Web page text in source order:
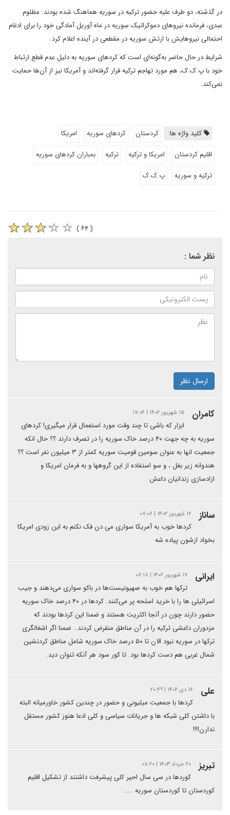
در گذشته، دو طرف علیه حضور ترکیه در سوریه هماهنگ شده بودند. مظلوم
عبدی، فرمانده نیروهای دموکراتیک سوریه در ماه آوریل آمادگی خود را برای ادغام
احتمالی نیروهایش با ارتش سوریه در مقطعی در آینده اعلام کرد.
شرایط در حال حاضر به‌گونه‌ای است که کردهای سوریه به دلیل عدم قطع ارتباط
خود با پ.ک.ک، هم مورد تهاجم ترکیه قرار گرفته‌اند و آمریکا نیز از آن‌ها حمایت
نمی‌کند.
کلید واژه ها: کردستان کردهای سوریه
امریکا
اقلیم کردستان
امریکا و ترکیه ترکیه
بمباران کردهای سوریه
ترکیه و سوریه
پ.ک.ک
( ۶۴ )
نظر شما :
ارسال نظر
کامران ۱۵ شهریور ۱۴۰۲ | ۱۷:۰۴
ابزار که باشی تا چند وقت مورد استعمال قرار میگیری! کردهای
سوریه به چه جهت ۴۰ درصد خاک سوریه را در تصرف دارند ؟؟ حال انکه
جمعیت انها به عنوان سومین قومیت سوریه کمتر از ۳ میلیون نفر است ؟؟
هندوانه زیر بغل ، و سو استفاده از این گروهها و به فرمان امریکا و
ازادسازی زندانیان داعش
ساناز ۱۶ شهریور ۱۴۰۲ | ۰۷:۰۶
کردها خوب به آمریکا سواری می دن فک نکنم به این زودی امریکا
بخواد ازشون پیاده شه
ایرانی ۱۷ شهریور ۱۴۰۲ | ۰۷:۱۸
تر‌کها هم خوب به صهیونیست‌ها در باکو سواری می‌دهند و جیب
اسرائیلی.ها را با خرید اسلحه پر می‌کنند. کردها در ۴۰ درصد خاک سوریه
حضور دارند چون در آنجا اکثریت هستند و ضمنا این کردها بودند که
مزدوران داعشی ترکیه را در آن مناطق منقرض کردند.. ضمنا اگر اشغالگری
ترکها در سوریه نبود الان تا ۵۰ درصد خاک سوریه شامل مناطق کردنشین
شمال غربی هم دست کردها بود. تا کور سود هر آنکه تنوان دید.
علی ۱۶ دی ۱۴۰۲ | ۲۰:۴۹
کردها با جمعیت میلیونی و حضور در چندین کشور خاورمیانه البته
با داشتن کلی شبکه ها و جریانات سیاسی و کلی ادعا هنوز کشور مستقل
ندارن!!!!
تبریز ۲۰ خرداد ۱۴۰۳ | ۰۸:۲۰
کوردها در سی سال احیر کلی پیشرفت داشتند از تشکیل اقلیم
کوردستان تا کوردستان سوریە .....